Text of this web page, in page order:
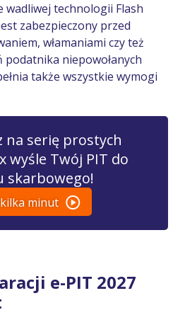
wadliwej technologii Flash
zabezpieczony przed
włamaniami czy też
niepowołanych
także wszystkie wymogi
na serię prostych
wyśle Twój PIT do
skarbowego!
minut
e-PIT 2027